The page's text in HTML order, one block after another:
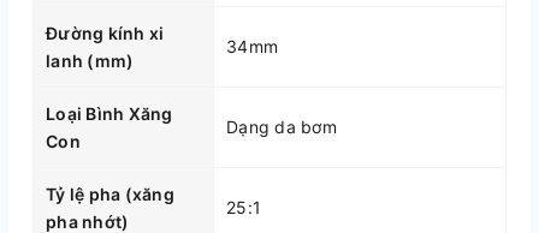
Đường kính xi
lanh (mm)
34mm
Loại Bình Xăng
Con
Dạng da bơm
Tỷ lệ pha (xăng
pha nhớt)
25:1